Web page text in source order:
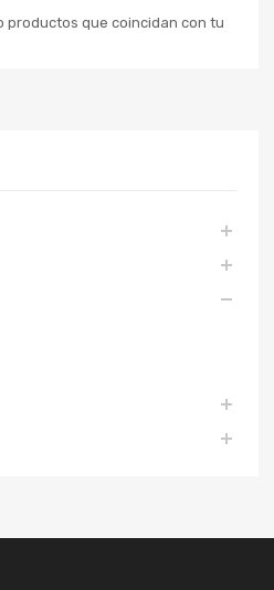
productos que coincidan con tu